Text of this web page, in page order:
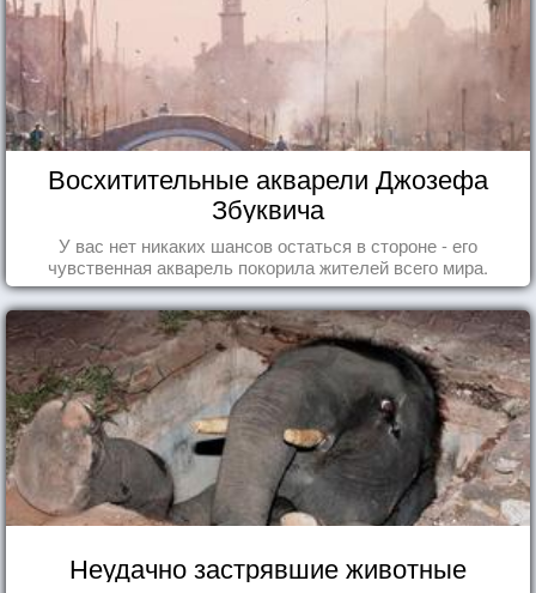
Восхитительные акварели Джозефа
Збуквича
У вас нет никаких шансов остаться в стороне - его
чувственная акварель покорила жителей всего мира.
Неудачно застрявшие животные